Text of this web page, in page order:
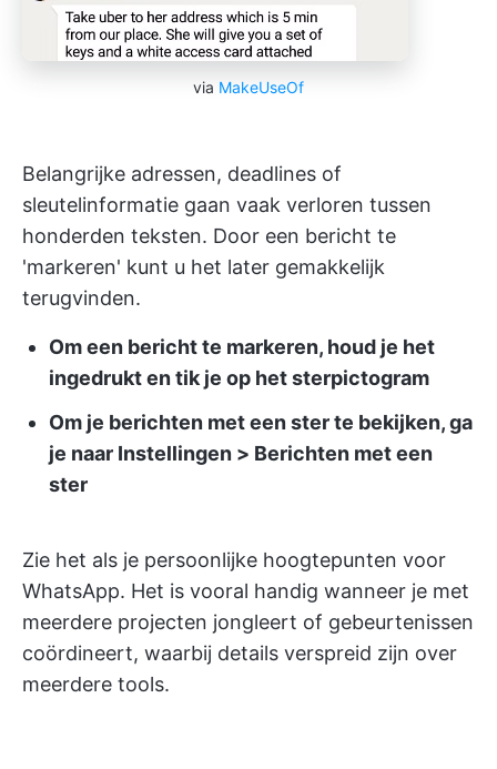
via MakeUseOf
Belangrijke adressen, deadlines of
sleutelinformatie gaan vaak verloren tussen
honderden teksten. Door een bericht te
'markeren' kunt u het later gemakkelijk
terugvinden.
Om een bericht te markeren, houd je het
ingedrukt en tik je op het sterpictogram
Om je berichten met een ster te bekijken, ga
je naar Instellingen > Berichten met een
ster
Zie het als je persoonlijke hoogtepunten voor
WhatsApp. Het is vooral handig wanneer je met
meerdere projecten jongleert of gebeurtenissen
coördineert, waarbij details verspreid zijn over
meerdere tools.